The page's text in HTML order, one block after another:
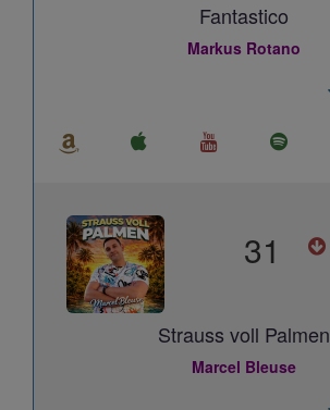
Fantastico
Markus Rotano
31
Strauss voll Palmen
Marcel Bleuse